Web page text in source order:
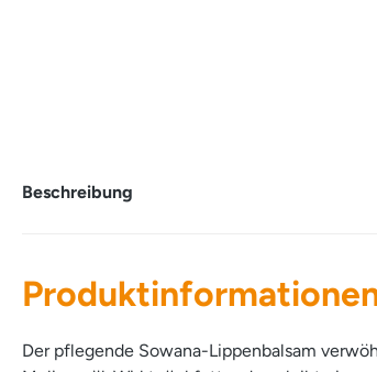
Beschreibung
Der pflegende Sowana-Lippenbalsam